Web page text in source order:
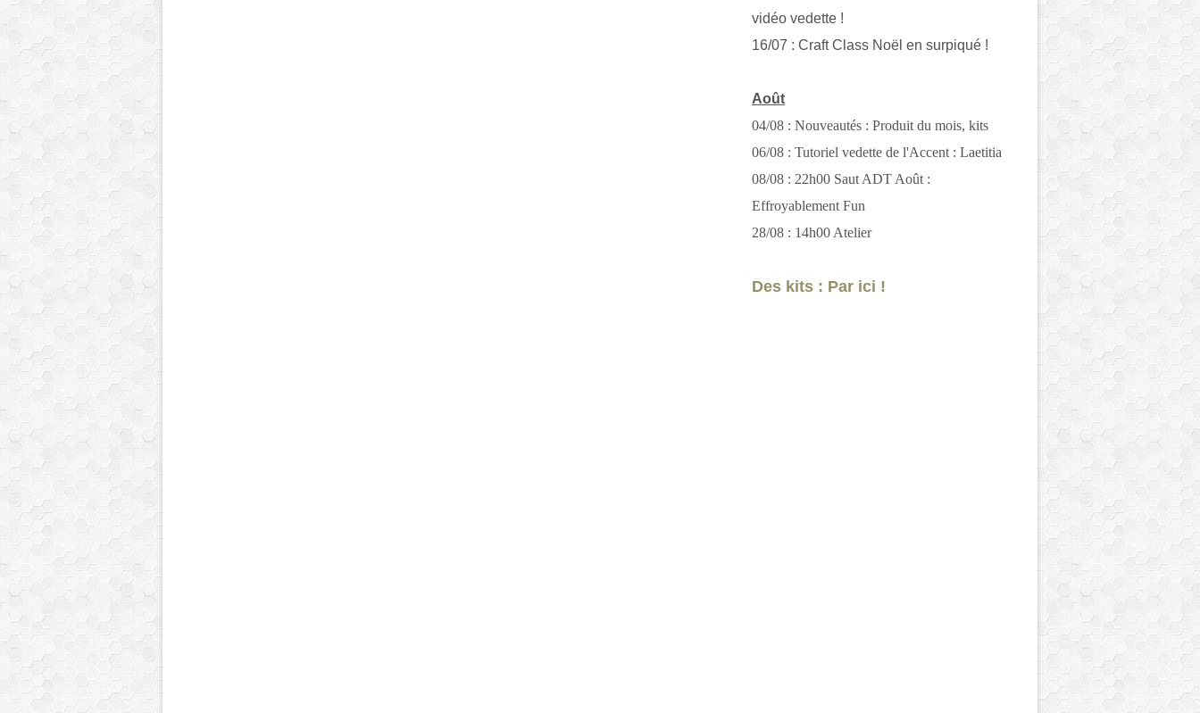
vidéo vedette !
16/07 : Craft Class Noël en surpiqué !
Août
04/08 : Nouveautés : Produit du mois, kits
06/08 : Tutoriel vedette de l'Accent : Laetitia
08/08 : 22h00 Saut ADT Août :
Effroyablement Fun
28/08 : 14h00 Atelier
Des kits : Par ici !